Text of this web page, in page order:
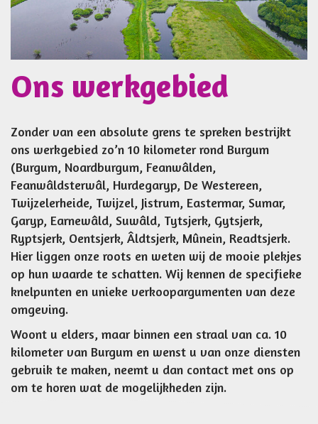
Ons werkgebied
Zonder van een absolute grens te spreken bestrijkt
ons werkgebied zo’n 10 kilometer rond Burgum
(Burgum, Noardburgum, Feanwâlden,
Feanwâldsterwâl, Hurdegaryp, De Westereen,
Twijzelerheide, Twijzel, Jistrum, Eastermar, Sumar,
Garyp, Earnewâld, Suwâld, Tytsjerk, Gytsjerk,
Ryptsjerk, Oentsjerk, Âldtsjerk, Mûnein, Readtsjerk.
Hier liggen onze roots en weten wij de mooie plekjes
op hun waarde te schatten. Wij kennen de specifieke
knelpunten en unieke verkoopargumenten van deze
omgeving.
Woont u elders, maar binnen een straal van ca. 10
kilometer van Burgum en wenst u van onze diensten
gebruik te maken, neemt u dan contact met ons op
om te horen wat de mogelijkheden zijn.